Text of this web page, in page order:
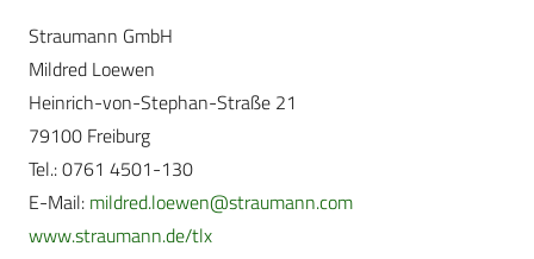
Straumann GmbH
Mildred Loewen
Heinrich-von-Stephan-Straße 21
79100 Freiburg
Tel.: 0761 4501-130
E-Mail: mildred.loewen@straumann.com
www.straumann.de/tlx